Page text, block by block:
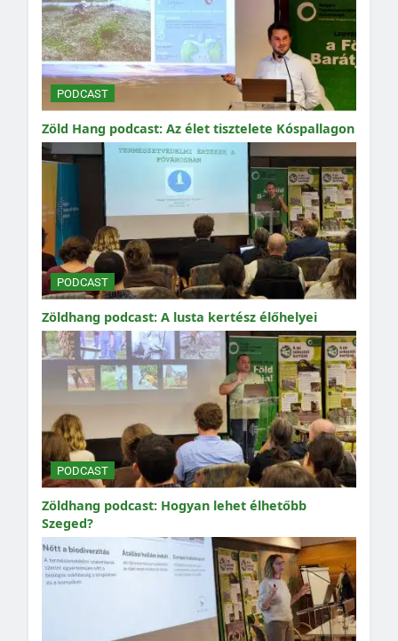
PODCAST
Zöld Hang podcast: Az élet tisztelete Kóspallagon
PODCAST
Zöldhang podcast: A lusta kertész élőhelyei
PODCAST
Zöldhang podcast: Hogyan lehet élhetőbb
Szeged?